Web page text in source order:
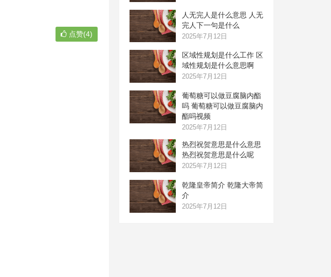
点赞(4)
人无完人是什么意思 人无
完人下一句是什么
2025年7月12日
区域性规划是什么工作 区
域性规划是什么意思啊
2025年7月12日
葡萄糖可以做豆腐脑内酯
吗 葡萄糖可以做豆腐脑内
酯吗视频
2025年7月12日
热烈祝贺意思是什么意思
热烈祝贺意思是什么呢
2025年7月12日
乾隆皇帝简介 乾隆大帝简
介
2025年7月12日